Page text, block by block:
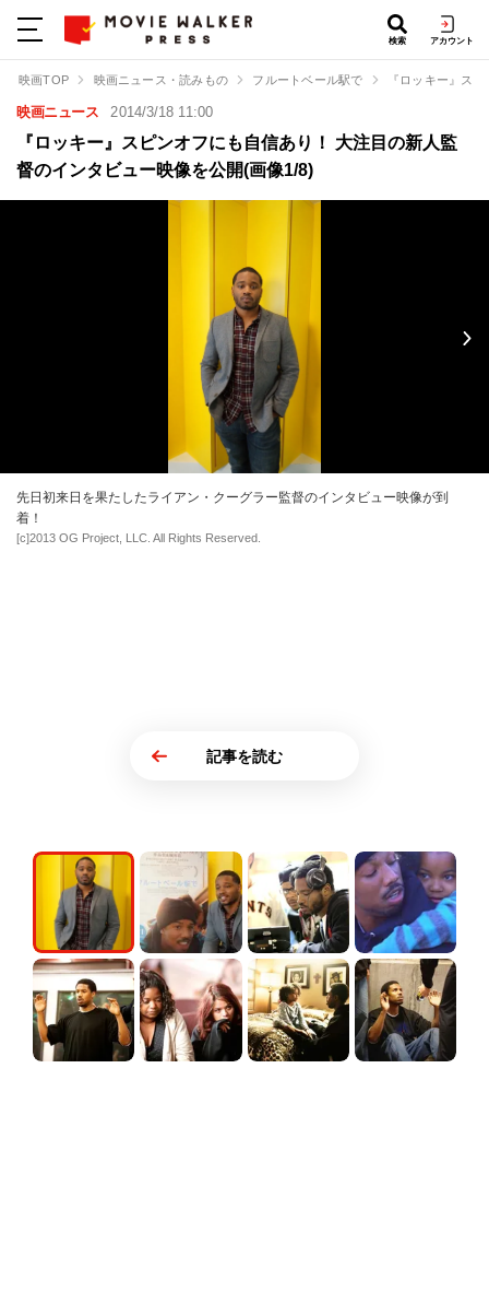
検索 アカウント
映画TOP 映画ニュース・読みもの フルートベール駅で 『ロッキー』ス
映画ニュース 2014/3/18 11:00
『ロッキー』スピンオフにも自信あり！ 大注目の新人監
督のインタビュー映像を公開(画像1/8)
先日初来日を果たしたライアン・クーグラー監督のインタビュー映像が到
着！
[c]2013 OG Project, LLC. All Rights Reserved.
記事を読む